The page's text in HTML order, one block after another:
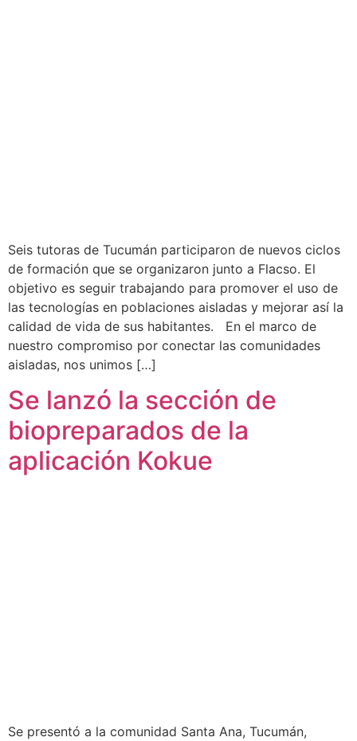
Seis tutoras de Tucumán participaron de nuevos ciclos
de formación que se organizaron junto a Flacso. El
objetivo es seguir trabajando para promover el uso de
las tecnologías en poblaciones aisladas y mejorar así la
calidad de vida de sus habitantes. En el marco de
nuestro compromiso por conectar las comunidades
aisladas, nos unimos […]
Se lanzó la sección de
biopreparados de la
aplicación Kokue
Se presentó a la comunidad Santa Ana, Tucumán,